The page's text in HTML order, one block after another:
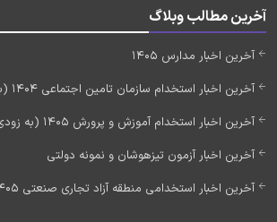
آخرین مطالب وبلاگ
آخرین اخبار مدارس 1405
آخرین اخبار استخدام سازمان تامین اجتماعی 1404 (به زودی)
آخرین اخبار استخدام آموزش و پرورش 1405 (به زودی)
آخرین اخبار آزمون تیزهوشان و نمونه دولتی
آخرین اخبار استخدامی منطقه آزاد تجاری صنعتی 1405